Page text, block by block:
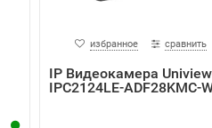
избранное сравнить
IP Видеокамера Uniview
IPC2124LE-ADF28KMC-